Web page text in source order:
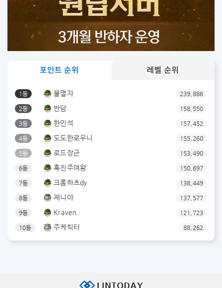
포인트 순위 레벨 순위
1등 불멸자 239,886
2등 반담 158,550
3등 한민석 157,452
4등 도도한로우니 155,260
5등 로드장군 153,490
6등 흑진주여왕 150,697
7등 크롬하츠dy 138,449
8등 제니야 137,577
9등 Kraven 121,723
10등 주케릭터 88,262